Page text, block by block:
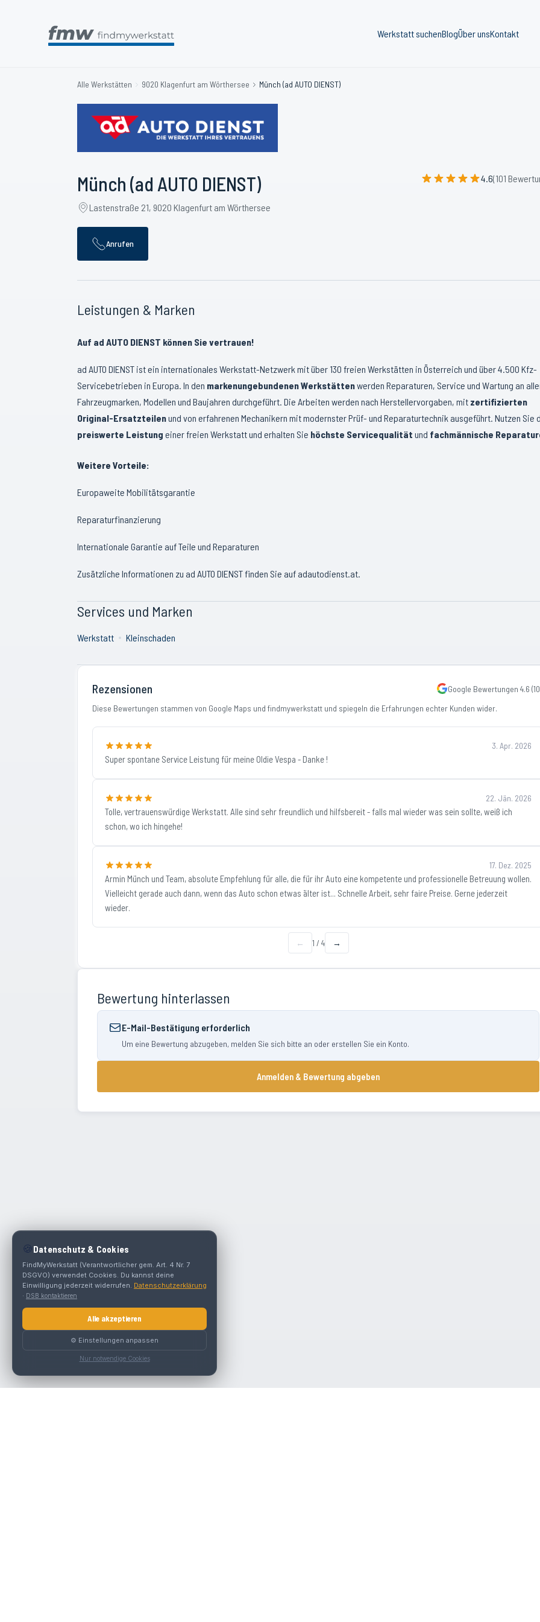
Werkstatt suchenBlogÜber unsKontakt
Alle Werkstätten 9020 Klagenfurt am Wörthersee Münch (ad AUTO DIENST)
Münch (ad AUTO DIENST) 4.6(101
Lastenstraße 21, 9020 Klagenfurt am Wörthersee
Anrufen
Leistungen & Marken
Auf ad AUTO DIENST können Sie vertrauen!
ad AUTO DIENST ist ein internationales Werkstatt-Netzwerk mit über 130 freien Werkstätten in Österreich und über 4.500 Kfz-
Servicebetrieben in Europa. In den markenungebundenen Werkstättenwerden Reparaturen, Service und Wartung an
Fahrzeugmarken, Modellen und Baujahren durchgeführt. Die Arbeiten werden nach Herstellervorgaben, mit zertifizierten
Original-Ersatzteilenund von erfahrenen Mechanikern mit modernster Prüf- und Reparaturtechnik ausgeführt. Nutzen Sie
preiswerte Leistung einer freien Werkstatt und erhalten Sie höchste Servicequalität und fachmännische
Weitere Vorteile:
Europaweite Mobilitätsgarantie
Reparaturfinanzierung
Internationale Garantie auf Teile und Reparaturen
Zusätzliche Informationen zu ad AUTO DIENST finden Sie auf adautodienst.at.
Services und Marken
Werkstatt Kleinschaden
Rezensionen Google Bewertungen 4.6 (
Diese Bewertungen stammen von Google Maps und findmywerkstatt und spiegeln die Erfahrungen echter Kunden wider.
3. Apr. 2026
Super spontane Service Leistung für meine Oldie Vespa - Danke !
22. Jän. 2026
Tolle, vertrauenswürdige Werkstatt. Alle sind sehr freundlich und hilfsbereit - falls mal wieder was sein sollte, weiß ich
schon, wo ich hingehe!
17. Dez. 2025
Armin Münch und Team, absolute Empfehlung für alle, die für ihr Auto eine kompetente und professionelle Betreuung wollen.
Vielleicht gerade auch dann, wenn das Auto schon etwas älter ist... Schnelle Arbeit, sehr faire Preise. Gerne jederzeit
wieder.
← 1 / 4 →
Bewertung hinterlassen
E-Mail-Bestätigung erforderlich
Um eine Bewertung abzugeben, melden Sie sich bitte an oder erstellen Sie ein Konto.
Anmelden & Bewertung abgeben
🍪 Datenschutz & Cookies
FindMyWerkstatt (Verantwortlicher gem. Art. 4 Nr. 7
DSGVO) verwendet Cookies. Du kannst deine
Einwilligung jederzeit widerrufen. Datenschutzerklärung
· DSB kontaktieren
Alle akzeptieren
⚙️ Einstellungen anpassen
Nur notwendige Cookies